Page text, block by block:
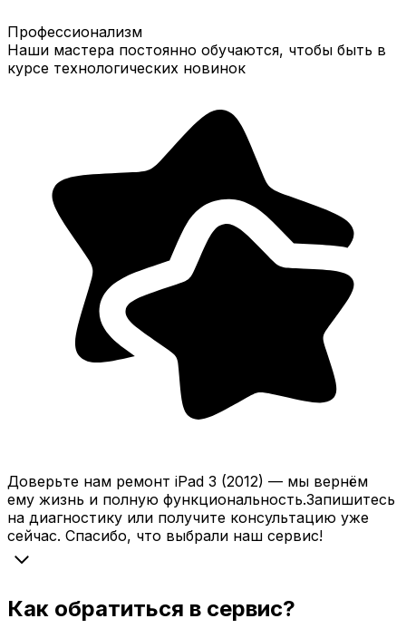
Профессионализм
Наши мастера постоянно обучаются, чтобы быть в
курсе технологических новинок
Доверьте нам ремонт iPad 3 (2012) — мы вернём
ему жизнь и полную функциональность.Запишитесь
на диагностику или получите консультацию уже
сейчас. Спасибо, что выбрали наш сервис!
Как обратиться в сервис?